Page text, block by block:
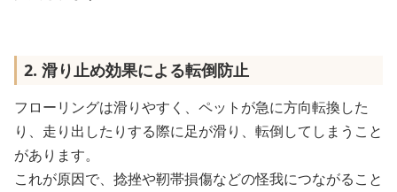
2. 滑り止め効果による転倒防止
フローリングは滑りやすく、ペットが急に方向転換した
り、走り出したりする際に足が滑り、転倒してしまうこと
があります。
これが原因で、捻挫や靭帯損傷などの怪我につながること